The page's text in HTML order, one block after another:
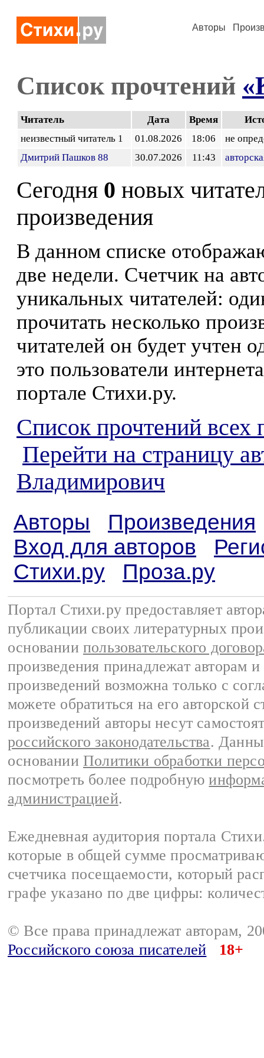
Авторы
Список прочтений
Читатель Дата Время
неизвестный читатель 1
01.08.2026 18:06
не
Дмитрий Пашков 88
30.07.2026 11:43
Сегодня 0 новых
произведения
В данном списке
две недели. Счетчик на
уникальных читателей:
прочитать несколько
читателей он будет учтен
это пользователи
портале Стихи.ру.
Список прочтений всех
Перейти на страницу
Владимирович
Авторы
Произведения
Вход для авторов
Стихи.ру
Проза.ру
Портал Стихи.ру предоставляет
публикации своих литературных
основании пользовательского
произведения принадлежат авторам
произведений возможна только с
можете обратиться на его авторской
произведений авторы несут
российского законодательства.
основании Политики обработки
посмотреть более подробную
администрацией.
Ежедневная аудитория портала
которые в общей сумме
счетчика посещаемости, который
графе указано по две цифры:
© Все права принадлежат авторам,
Российского союза писателей
18+